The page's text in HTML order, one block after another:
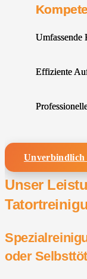
Umfassende
Effiziente
Unverbindlich
Unser
oder